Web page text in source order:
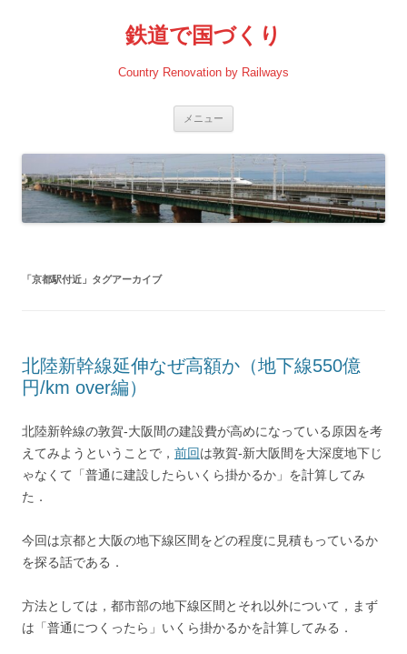
鉄道で国づくり
Country Renovation by Railways
メニュー
「京都駅付近 」タグアーカイブ
北陸新幹線延伸なぜ高額か（地下線550億
円/km over編）
北陸新幹線の敦賀-大阪間の建設費が高めになっている原因を考
えてみようということで， 前回は敦賀-新大阪間を大深度地下じ
ゃなくて「普通に建設したらいくら掛かるか」を計算してみ
た．
今回は京都と大阪の地下線区間をどの程度に見積もっているか
を探る話である．
方法としては，都市部の地下線区間とそれ以外について，まず
は「普通につくったら」いくら掛かるかを計算してみる．